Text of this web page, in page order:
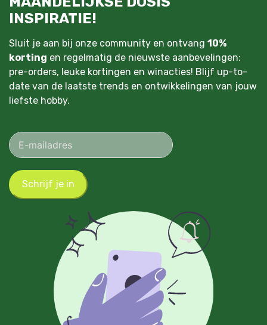
INSPIRATIE!
Sluit je aan bij onze community en ontvang 10%
korting en regelmatig de nieuwste aanbevelingen:
pre-orders, leuke kortingen en winacties! Blijf up-to-
date van de laatste trends en ontwikkelingen van jouw
liefste hobby.
Schrijf je in